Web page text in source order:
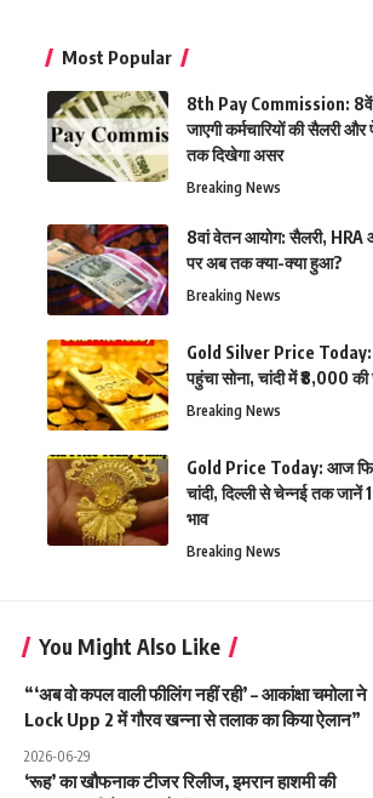
Most Popular
8th Pay Commission:
जाएगी कर्मचारियों की सैलरी
तक दिखेगा असर
Breaking News
8वां वेतन आयोग: सैलरी,
पर अब तक क्या-क्या हुआ?
Breaking News
Gold Silver Price Today:
पहुंचा सोना, चांदी में ₹8,000 की
Breaking News
Gold Price Today: आज
चांदी, दिल्ली से चेन्नई तक जानें
भाव
Breaking News
You Might Also Like
“‘अब वो कपल वाली फीलिंग नहीं रही’ – आकांक्षा चमोला ने
Lock Upp 2 में गौरव खन्ना से तलाक का किया ऐलान”
2026-06-29
‘रूह’ का खौफनाक टीजर रिलीज, इमरान हाशमी की